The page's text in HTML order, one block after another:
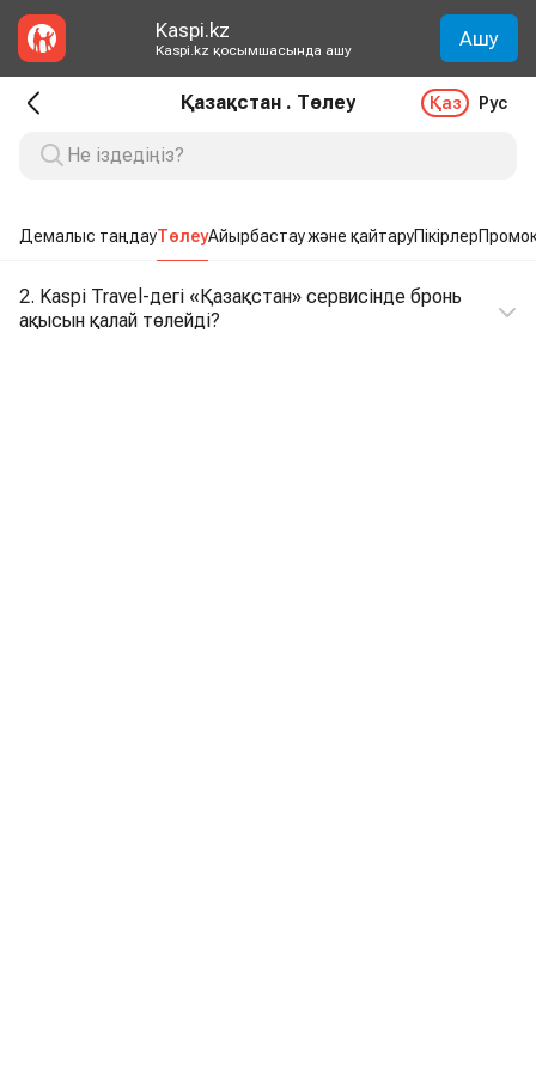
Kaspi.kz
Kaspi.kz қосымшасында ашу Ашу
Қазақстан . Төлеу Қаз Рус
Демалыс таңдаyТөлеуАйырбастау және қайтаруПікірлер
2. Kaspi Travel-дегі «Қазақстан» сервисінде бронь
ақысын қалай төлейді?